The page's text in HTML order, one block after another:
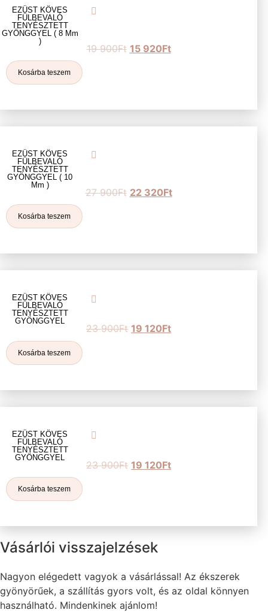
EZÜST KÖVES
FÜLBEVALÓ
TENYÉSZTETT
GYÖNGGYEL ( 8 Mm
)
19 900Ft 15 920Ft
Kosárba teszem
EZÜST KÖVES
FÜLBEVALÓ
TENYÉSZTETT
GYÖNGGYEL ( 10
Mm )
27 900Ft 22 320Ft
Kosárba teszem
EZÜST KÖVES
FÜLBEVALÓ
TENYÉSZTETT
GYÖNGGYEL
23 900Ft 19 120Ft
Kosárba teszem
EZÜST KÖVES
FÜLBEVALÓ
TENYÉSZTETT
GYÖNGGYEL
23 900Ft 19 120Ft
Kosárba teszem
Vásárlói visszajelzések
Nagyon elégedett vagyok a vásárlással! Az ékszerek
gyönyörűek, a szállítás gyors volt, és az oldal könnyen
használható. Mindenkinek ajánlom!